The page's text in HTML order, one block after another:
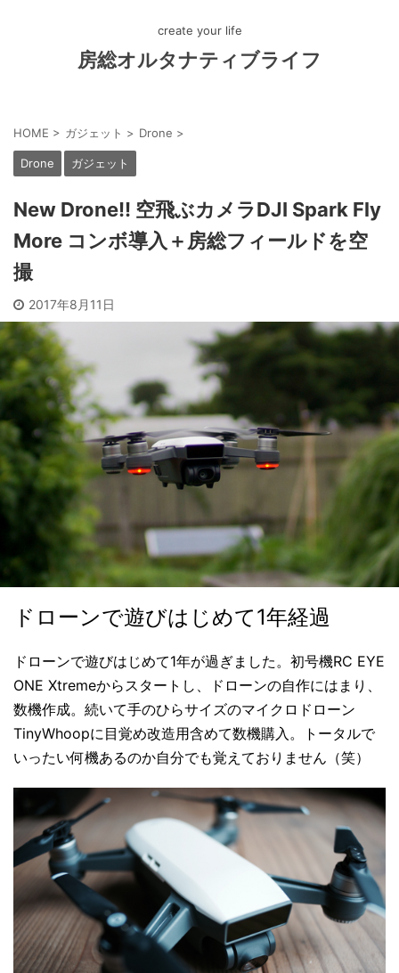
create your life
房総オルタナティブライフ
HOME > ガジェット > Drone >
Drone ガジェット
New Drone!! 空飛ぶカメラDJI Spark Fly
More コンボ導入＋房総フィールドを空
撮
2017年8月11日
ドローンで遊びはじめて1年経過
ドローンで遊びはじめて1年が過ぎました。初号機RC EYE
ONE Xtremeからスタートし、ドローンの自作にはまり、
数機作成。続いて手のひらサイズのマイクロドローン
TinyWhoopに目覚め改造用含めて数機購入。トータルで
いったい何機あるのか自分でも覚えておりません（笑）